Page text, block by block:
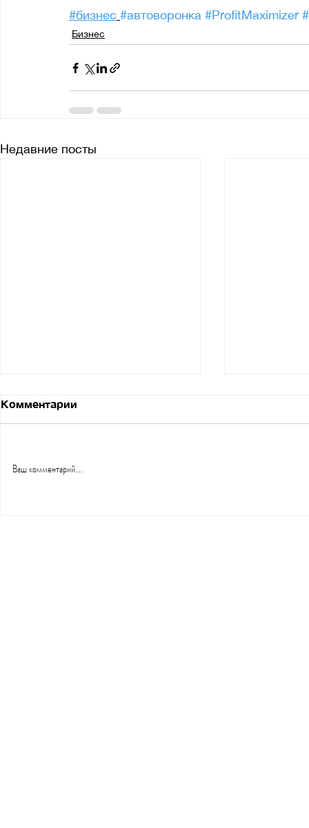
#бизнес #автоворонка #ProfitMaximizer
Бизнес
Недавние посты
Main Product, или чего на
самом деле хотят
продуктовой линейки
Комментарии
Ваш комментарий...